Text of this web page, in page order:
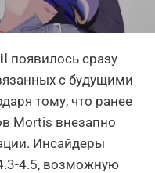
появилось сразу
с будущими
тому, что ранее
Mortis внезапно
Инсайдеры
4.5, возможную